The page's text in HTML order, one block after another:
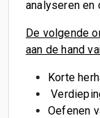
analyseren en
De volgende
aan de hand
Korte
Oefenen